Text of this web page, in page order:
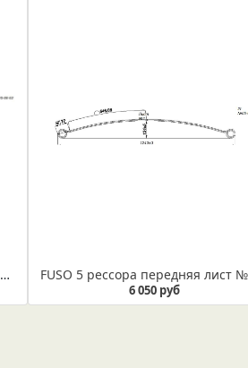
Mitsubishi Fuso Super Great лист № 2 (подкоренной)
6 050 руб